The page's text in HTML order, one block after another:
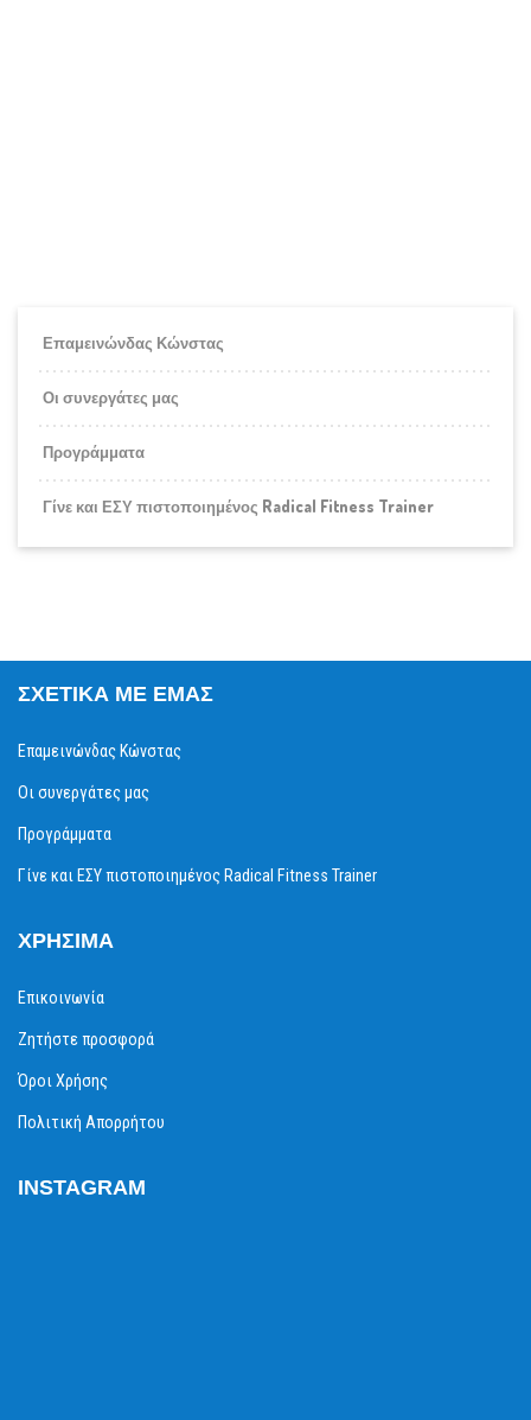
Επαμεινώνδας Κώνστας
Οι συνεργάτες μας
Προγράμματα
Γίνε και ΕΣΥ πιστοποιημένος Radical Fitness Trainer
ΣΧΕΤΙΚΆ ΜΕ ΕΜΆΣ
Επαμεινώνδας Κώνστας
Οι συνεργάτες μας
Προγράμματα
Γίνε και ΕΣΥ πιστοποιημένος Radical Fitness Trainer
ΧΡΉΣΙΜΑ
Επικοινωνία
Ζητήστε προσφορά
Όροι Χρήσης
Πολιτική Απορρήτου
INSTAGRAM